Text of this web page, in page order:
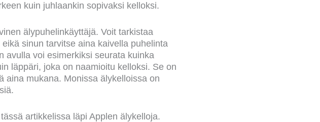
kuin juhlaankin sopivaksi kelloksi.
älypuhelinkäyttäjä. Voit tarkistaa
sinun tarvitse aina kaivella puhelinta
avulla voi esimerkiksi seurata kuinka
läppäri, joka on naamioitu kelloksi. Se on
aina mukana. Monissa älykelloissa on
artikkelissa läpi Applen älykelloja.